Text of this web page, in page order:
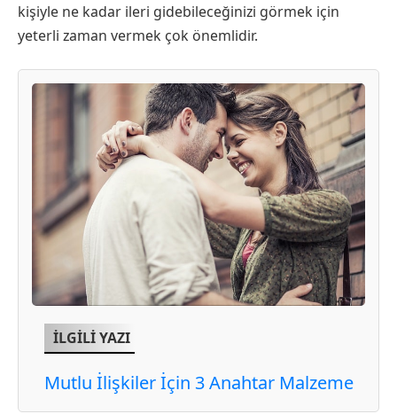
kişiyle ne kadar ileri gidebileceğinizi görmek için
yeterli zaman vermek çok önemlidir.
İLGİLİ YAZI
Mutlu İlişkiler İçin 3 Anahtar Malzeme